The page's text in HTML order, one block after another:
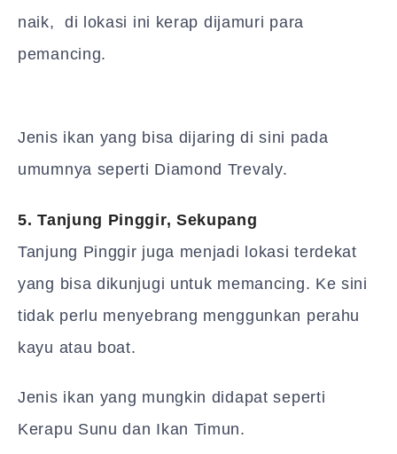
naik, di lokasi ini kerap dijamuri para
pemancing.
Jenis ikan yang bisa dijaring di sini pada
umumnya seperti Diamond Trevaly.
5. Tanjung Pinggir, Sekupang
Tanjung Pinggir juga menjadi lokasi terdekat
yang bisa dikunjugi untuk memancing. Ke sini
tidak perlu menyebrang menggunkan perahu
kayu atau boat.
Jenis ikan yang mungkin didapat seperti
Kerapu Sunu dan Ikan Timun.